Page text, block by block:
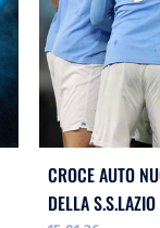
CROCE AUTO
DELLA S.S.LAZIO